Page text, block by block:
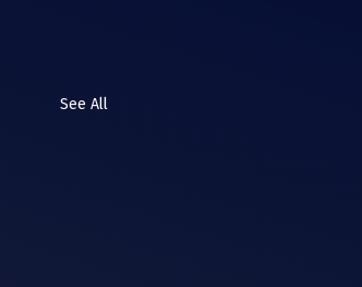
See All